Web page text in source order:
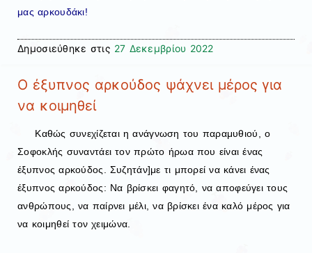
μας αρκουδάκι!
Δημοσιεύθηκε στις 27 Δεκεμβρίου 2022
Ο έξυπνος αρκούδος ψάχνει μέρος για
να κοιμηθεί
Καθώς συνεχίζεται η ανάγνωση του παραμυθιού, ο
Σοφοκλής συναντάει τον πρώτο ήρωα που είναι ένας
έξυπνος αρκούδος. Συζητάν]με τι μπορεί να κάνει ένας
έξυπνος αρκούδος: Να βρίσκει φαγητό, να αποφεύγει τους
ανθρώπους, να παίρνει μέλι, να βρίσκει ένα καλό μέρος για
να κοιμηθεί τον χειμώνα.